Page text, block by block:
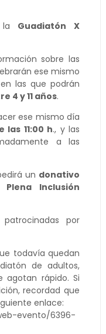
Guadiatón X
sobre las
ese mismo
las que podrán
4 y 11 años.
ese mismo día
11:00 h., y las
a las
un donativo
Plena Inclusión
por
todavía quedan
de adultos,
agotan rápido. Si
recordad que
enlace:
evento/6396-